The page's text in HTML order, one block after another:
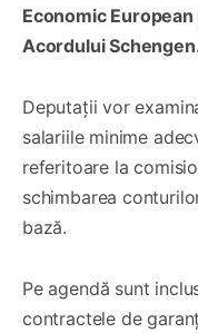
Economic
Acordului
Deputații vor
salariile minime
referitoare la
schimbarea
bază.
Pe agendă sunt
contractele de